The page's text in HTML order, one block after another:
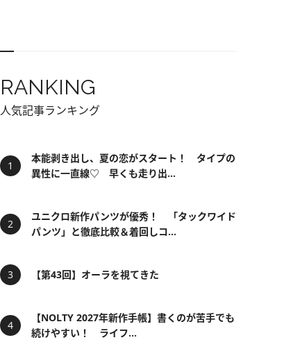
RANKING
人気記事ランキング
本能剥き出し、夏の恋がスタート！ タイプの
異性に一直線♡ 早くも走り出...
ユニクロ新作パンツが優秀！ 「タックワイド
パンツ」と徹底比較＆着回しコ...
【第43回】オーラを視てきた
【NOLTY 2027年新作手帳】書くのが苦手でも
続けやすい！ ライフ...